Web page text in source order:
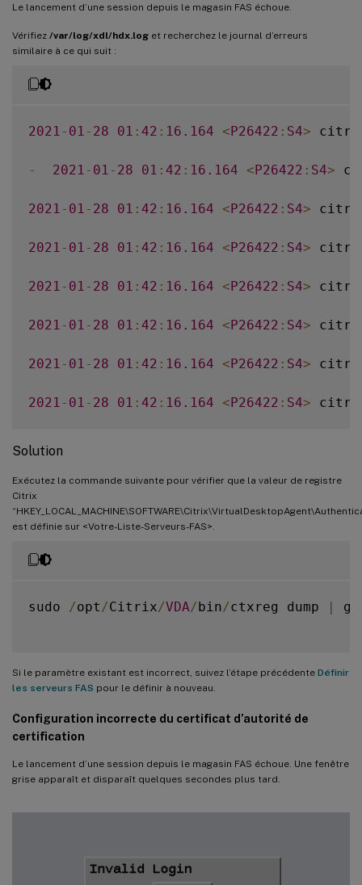
Le lancement d’une session depuis le magasin FAS échoue.
Vérifiez /var/log/xdl/hdx.log et recherchez le journal d’erreurs
similaire à ce qui suit :
2021 - 01 - 28 01 : 42 : 16.164 <P26422 : S4>
- 2021 - 01 - 28 01 : 42 : 16.164 <P26422 : S4>
2021 - 01 - 28 01 : 42 : 16.164 <P26422 : S4>
2021 - 01 - 28 01 : 42 : 16.164 <P26422 : S4>
2021 - 01 - 28 01 : 42 : 16.164 <P26422 : S4>
2021 - 01 - 28 01 : 42 : 16.164 <P26422 : S4>
2021 - 01 - 28 01 : 42 : 16.164 <P26422 : S4>
2021 - 01 - 28 01 : 42 : 16.164 <P26422 : S4>
Solution
Exécutez la commande suivante pour vérifier que la valeur de registre
Citrix
est définie sur <Votre-Liste-Serveurs-FAS>.
sudo /opt /Citrix/VDA/bin/ctxreg dump |
Si le paramètre existant est incorrect, suivez l’étape précédente Définir
les serveurs FAS pour le définir à nouveau.
Configuration incorrecte du certificat d’autorité de
certification
Le lancement d’une session depuis le magasin FAS échoue. Une fenêtre
grise apparaît et disparaît quelques secondes plus tard.